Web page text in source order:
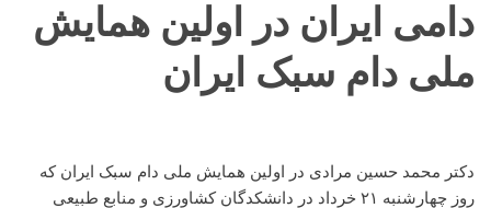
دامی ایران در اولین همایش
ملی دام سبک ایران
دکتر محمد حسین مرادی در اولین همایش ملی دام سبک ایران که
روز چهارشنبه ۲۱ خرداد در دانشکدگان کشاورزی و منابع طبیعی